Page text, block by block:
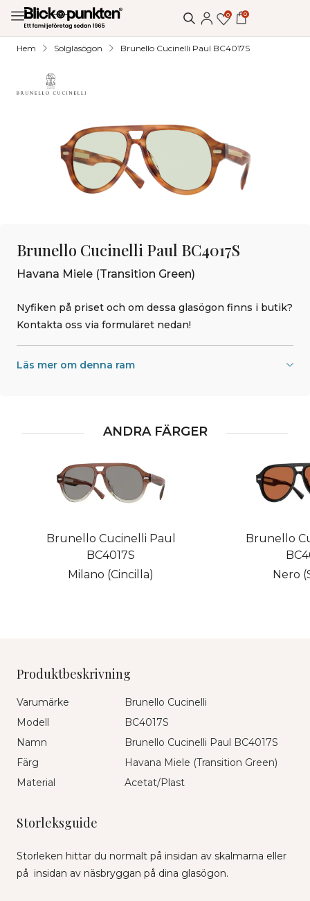
0 0
Hem Solglasögon Brunello Cucinelli Paul BC4017S
Brunello Cucinelli Paul BC4017S
Havana Miele (Transition Green)
Nyfiken på priset och om dessa glasögon finns i butik?
Kontakta oss via formuläret nedan!
Läs mer om denna ram
ANDRA FÄRGER
Brunello Cucinelli Paul
BC4017S
Milano (Cincilla)
Brunello
Nero
Produktbeskrivning
Varumärke
Brunello Cucinelli
Modell
BC4017S
Namn
Brunello Cucinelli Paul BC4017S
Färg
Havana Miele (Transition Green)
Material
Acetat/Plast
Storleksguide
Storleken hittar du normalt på insidan av skalmarna eller
på insidan av näsbryggan på dina glasögon.